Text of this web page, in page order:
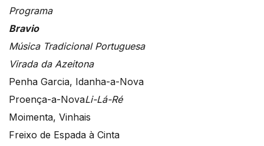
Programa
Bravio
Música Tradicional Portuguesa
Virada da Azeitona
Penha Garcia, Idanha-a-Nova
Proença-a-NovaLi-Lá-Ré
Moimenta, Vinhais
Freixo de Espada à Cinta